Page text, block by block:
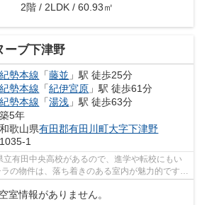
2階 / 2LDK / 60.93㎡
ーブ下津野
紀勢本線 「藤並 」駅 徒歩25分
紀勢本線 「紀伊宮原 」駅 徒歩61分
紀勢本線 「湯浅 」駅 徒歩63分
築5年
和歌山県有田郡有田川町大字下津野
1035-1
有田中央高校があるので、進学や転校にもい
の物件は、落ち着きのある室内が魅力的です。
室情報がありません。